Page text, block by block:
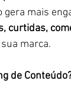
mais
curtidas,
marca.
de